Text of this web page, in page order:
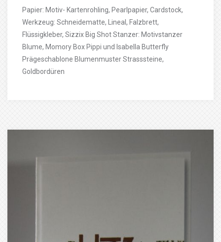
Papier: Motiv- Kartenrohling, Pearlpapier, Cardstock,
Werkzeug: Schneidematte, Lineal, Falzbrett,
Flüssigkleber, Sizzix Big Shot Stanzer: Motivstanzer
Blume, Momory Box Pippi und Isabella Butterfly
Prägeschablone Blumenmuster Strasssteine,
Goldbordüren